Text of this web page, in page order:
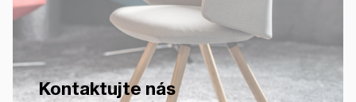
Kontaktujte nás